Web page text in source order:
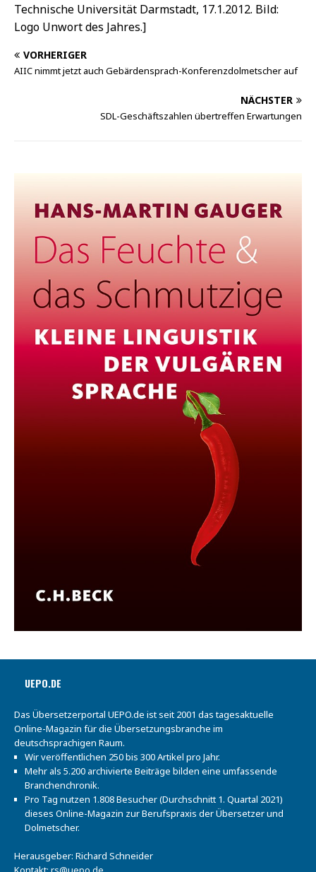
Technische Universität Darmstadt, 17.1.2012. Bild:
Logo Unwort des Jahres.]
VORHERIGER
AIIC nimmt jetzt auch Gebärdensprach-Konferenzdolmetscher auf
NÄCHSTER
SDL-Geschäftszahlen übertreffen Erwartungen
UEPO.DE
Das Übersetzerportal UEPO.de ist seit 2001 das tagesaktuelle
Online-Magazin für die Übersetzungsbranche im
deutschsprachigen Raum.
Wir veröffentlichen 250 bis 300 Artikel pro Jahr.
Mehr als 5.200 archivierte Beiträge bilden eine umfassende
Branchenchronik.
Pro Tag nutzen 1.808 Besucher (Durchschnitt 1. Quartal 2021)
dieses Online-Magazin zur Berufspraxis der Übersetzer und
Dolmetscher.
Herausgeber: Richard Schneider